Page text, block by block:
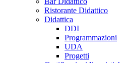
Ristorante Didattico
Didattica
DDI
Programmazioni
UDA
Progetti